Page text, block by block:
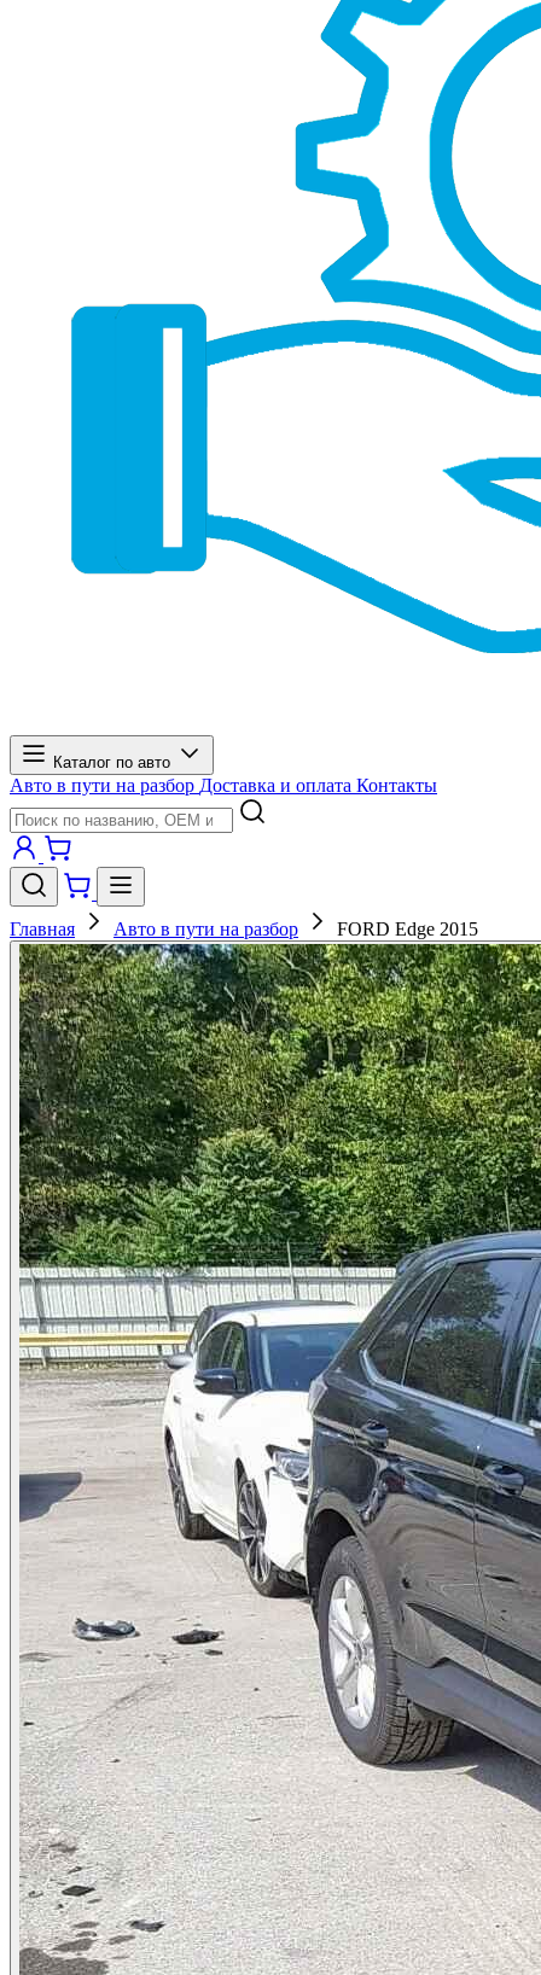
Каталог по авто
Авто в пути на разбор Доставка и оплата Контакты
Главная Авто в пути на разбор FORD Edge 2015